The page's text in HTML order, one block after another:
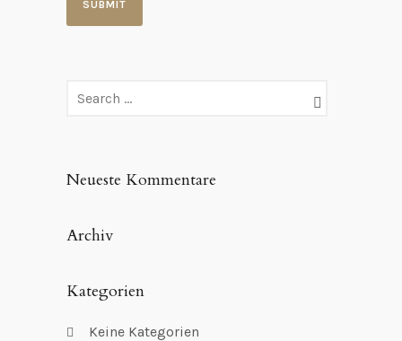
Neueste Kommentare
Archiv
Kategorien
Keine Kategorien